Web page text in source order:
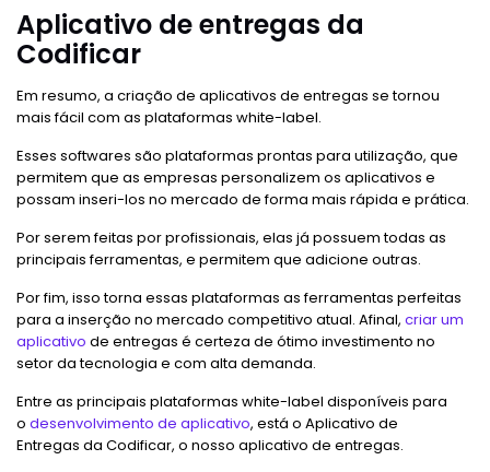
Aplicativo de entregas da
Codificar
Em resumo, a criação de aplicativos de entregas se tornou
mais fácil com as plataformas white-label.
Esses softwares são plataformas prontas para utilização, que
permitem que as empresas personalizem os aplicativos e
possam inseri-los no mercado de forma mais rápida e prática.
Por serem feitas por profissionais, elas já possuem todas as
principais ferramentas, e permitem que adicione outras.
Por fim, isso torna essas plataformas as ferramentas perfeitas
para a inserção no mercado competitivo atual. Afinal, criar um
aplicativo de entregas é certeza de ótimo investimento no
setor da tecnologia e com alta demanda.
Entre as principais plataformas white-label disponíveis para
o desenvolvimento de aplicativo, está o Aplicativo de
Entregas da Codificar, o nosso aplicativo de entregas.